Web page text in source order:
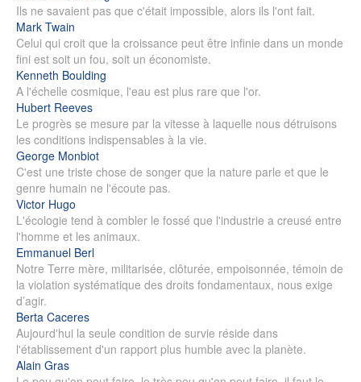
Ils ne savaient pas que c'était impossible, alors ils l'ont fait.
Mark Twain
Celui qui croit que la croissance peut être infinie dans un monde
fini est soit un fou, soit un économiste.
Kenneth Boulding
A l'échelle cosmique, l'eau est plus rare que l'or.
Hubert Reeves
Le progrès se mesure par la vitesse à laquelle nous détruisons
les conditions indispensables à la vie.
George Monbiot
C'est une triste chose de songer que la nature parle et que le
genre humain ne l'écoute pas.
Victor Hugo
L'écologie tend à combler le fossé que l'industrie a creusé entre
l'homme et les animaux.
Emmanuel Berl
Notre Terre mère, militarisée, clôturée, empoisonnée, témoin de
la violation systématique des droits fondamentaux, nous exige
d’agir.
Berta Caceres
Aujourd'hui la seule condition de survie réside dans
l'établissement d'un rapport plus humble avec la planète.
Alain Gras